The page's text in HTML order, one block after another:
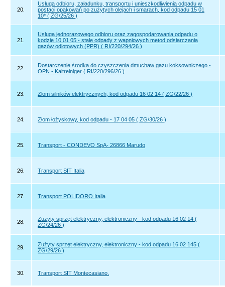
20.
Usługa odbioru, załadunku, transportu i unieszkodliwienia odpadu w
postaci opakowań po zużytych olejach i smarach, kod odpadu 15 01
10* ( ZG/25/26 )
21.
Usługa jednorazowego odbioru oraz zagospodarowania odpadu o
kodzie 10 01 05 - stałe odpady z wapniowych metod odsiarczania
gazów odlotowych (PPR) ( RI/220/294/26 )
22.
Dostarczenie środka do czyszczenia dmuchaw gazu koksowniczego -
OPN - Kaltreiniger ( RI/220/296/26 )
23. Złom silników elektrycznych, kod odpadu 16 02 14 ( ZG/22/26 )
24. Złom łożyskowy, kod odpadu - 17 04 05 ( ZG/30/26 )
25. Transport - CONDEVO SpA- 26866 Marudo
26. Transport SIT Italia
27. Transport POLIDORO Italia
28.
Zużyty sprzęt elektryczny, elektroniczny - kod odpadu 16 02 14 (
ZG/24/26 )
29.
Zużyty sprzęt elektryczny, elektroniczny - kod odpadu 16 02 145 (
ZG/29/26 )
30. Transport SIT Montecasiano.